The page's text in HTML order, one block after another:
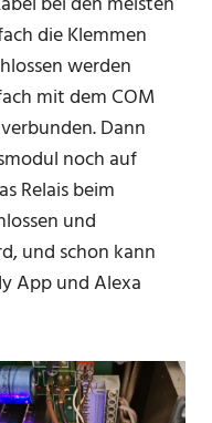
die Klemmen
werden
mit dem COM
Dann
noch auf
Relais beim
und
und schon kann
App und Alexa